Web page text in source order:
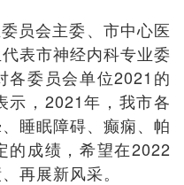
员会主委、市中心医
表市神经内科专业委
各委员会单位2021的
示，2021年，我市各
睡眠障碍、癫痫、帕
的成绩，希望在2022
再展新风采。